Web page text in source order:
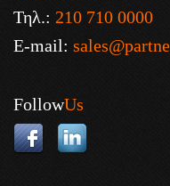
Τηλ.: 210 710 0000
E-mail:
FollowUs